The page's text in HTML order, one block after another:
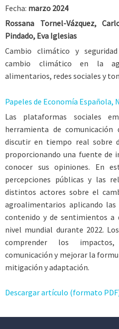
Fecha: marzo 2024
Rossana Tornel-Vázquez,
Pindado, Eva Iglesias
Cambio climático y
cambio climático en la
alimentarios, redes sociales y
Papeles de Economía Española,
Las plataformas sociales
herramienta de
discutir en tiempo real sobre
proporcionando una fuente de
conocer sus opiniones. En
percepciones públicas y las
distintos actores sobre el
agroalimentarios aplicando
contenido y de sentimientos
nivel mundial durante 2022.
comprender los
comunicación y mejorar la
mitigación y adaptación.
Descargar artículo (formato